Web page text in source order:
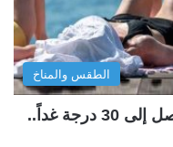
الطقس والمناخ
الأرصاد السويدية تحذّر: الحرارة تصل إلى 30 درجة غداً..